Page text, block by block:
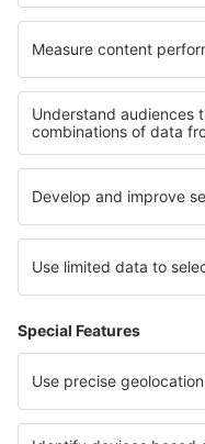
Köpvillkor
Mina bokningar
Integritetspolicy
Support och kontakt
Integritet
eSky.eu